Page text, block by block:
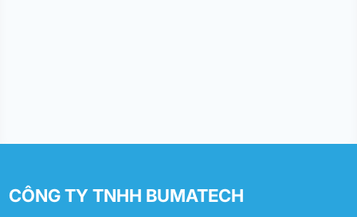
CÔNG TY TNHH BUMATECH